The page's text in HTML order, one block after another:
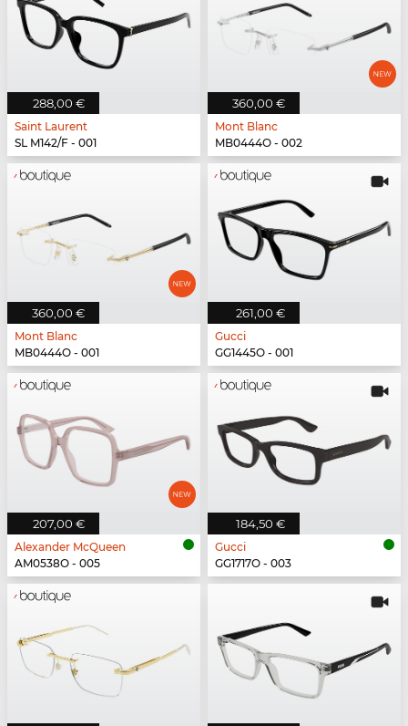
288,00 €
Saint Laurent
SL M142/F - 001
360,00 €
Mont Blanc
MB0444O - 002
360,00 €
Mont Blanc
MB0444O - 001
261,00 €
Gucci
GG1445O - 001
207,00 €
Alexander McQueen
AM0538O - 005
184,50 €
Gucci
GG1717O - 003